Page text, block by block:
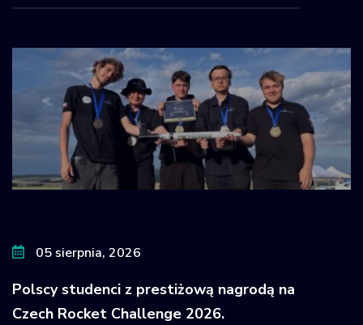
05 sierpnia, 2026
Polscy studenci z prestiżową nagrodą na
Czech Rocket Challenge 2026.